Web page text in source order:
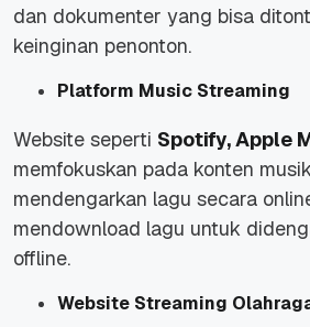
dan dokumenter yang bisa
keinginan penonton.
Platform Music Streaming
Website seperti Spotify, Apple
memfokuskan pada konten
mendengarkan lagu secara
mendownload lagu untuk
offline.
Website Streaming